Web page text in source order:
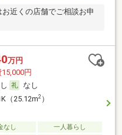
近くの店舗でご相談お申
万円
円
なし
（25.12m2）
なし
一人暮らし